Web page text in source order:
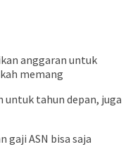
anggaran untuk
memang
untuk tahun depan, juga
gaji ASN bisa saja